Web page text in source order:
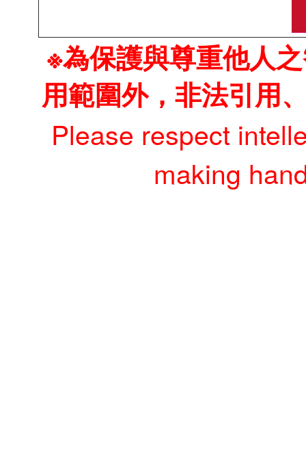
※為保護與尊重他人
用範圍外，非法引用
Please respect
making